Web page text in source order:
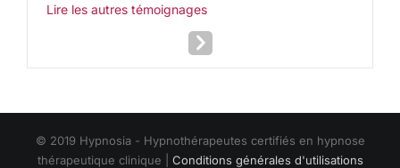
Lire les autres témoignages
Slide
© 2019 Hypnosia - Hypnothérapeutes certifiés en hypnose
thérapeutique clinique | Conditions générales d'utilisations